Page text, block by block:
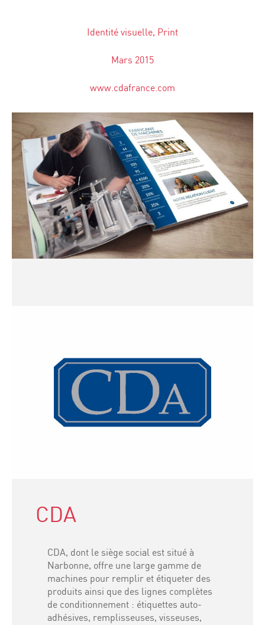
Identité visuelle, Print
Mars 2015
www.cdafrance.com
CDA
CDA, dont le siège social est situé à
Narbonne, offre une large gamme de
machines pour remplir et étiqueter des
produits ainsi que des lignes complètes
de conditionnement : étiquettes auto-
adhésives, remplisseuses, visseuses,